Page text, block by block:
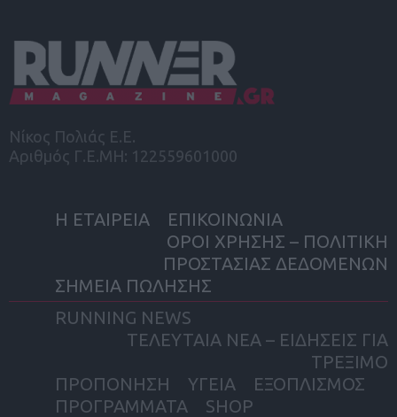
Νίκος Πολιάς Ε.Ε.
Αριθμός Γ.Ε.ΜΗ: 122559601000
Η ΕΤΑΙΡΕΙΑ
ΕΠΙΚΟΙΝΩΝΙΑ
ΟΡΟΙ ΧΡΗΣΗΣ – ΠΟΛΙΤΙΚΗ
ΠΡΟΣΤΑΣΙΑΣ ΔΕΔΟΜΕΝΩΝ
ΣΗΜΕΙΑ ΠΩΛΗΣΗΣ
RUNNING NEWS
ΤΕΛΕΥΤΑΙΑ ΝΕΑ – ΕΙΔΗΣΕΙΣ ΓΙΑ
ΤΡΕΞΙΜΟ
ΠΡΟΠΟΝΗΣΗ
ΥΓΕΙΑ
ΕΞΟΠΛΙΣΜΟΣ
ΠΡΟΓΡΑΜΜΑΤΑ
SHOP